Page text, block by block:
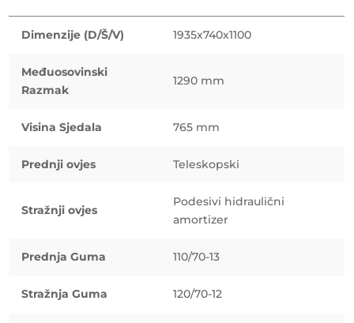
Dimenzije (D/Š/V) 1935x740x1100
Međuosovinski
Razmak
1290 mm
Visina Sjedala 765 mm
Prednji ovjes Teleskopski
Stražnji ovjes
Podesivi hidraulični
amortizer
Prednja Guma 110/70-13
Stražnja Guma 120/70-12